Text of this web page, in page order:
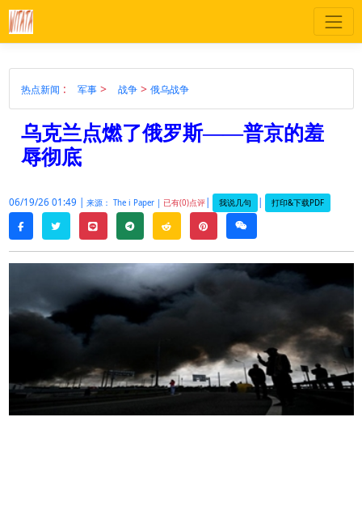
热点新闻 : 军事> 战争 > 俄乌战争
乌克兰点燃了俄罗斯——普京的羞
辱彻底
06/19/26 01:49 | 来源： The i Paper | 已有(0)点评| 我说几句 | 打印&下载PDF
facebooktwitterline telegramreddit pinterestweixin